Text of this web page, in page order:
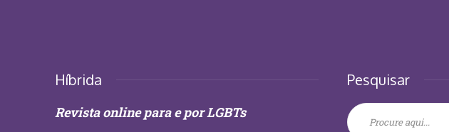
Híbrida
Revista online para e por LGBTs
Pesquisar